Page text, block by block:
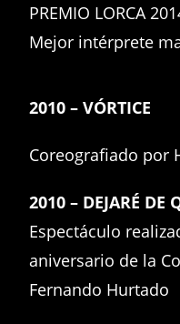
PREMIO LORCA
Mejor intérprete
2010 – VÓRTICE
Coreografiado por
2010 – DEJARÉ DE
Espectáculo
aniversario de la
Fernando Hurtado